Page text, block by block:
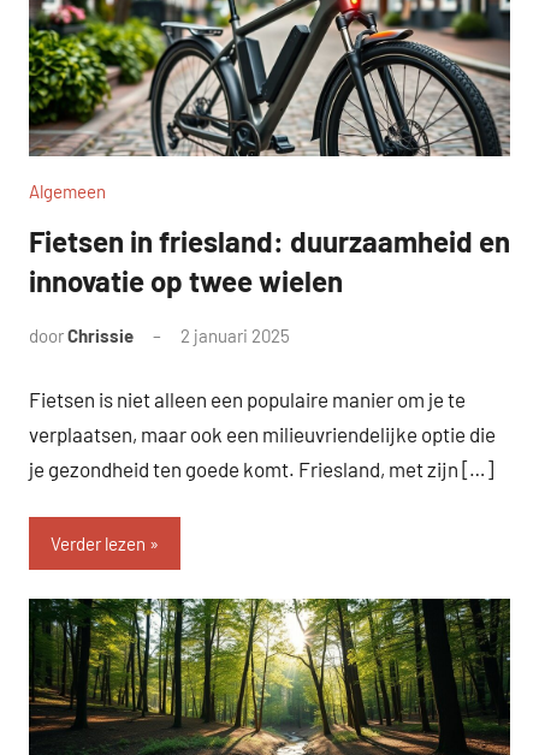
Algemeen
Fietsen in friesland: duurzaamheid en
innovatie op twee wielen
doorChrissie 2 januari 2025
Fietsen is niet alleen een populaire manier om je te
verplaatsen, maar ook een milieuvriendelijke optie die
je gezondheid ten goede komt. Friesland, met zijn […]
Verder lezen